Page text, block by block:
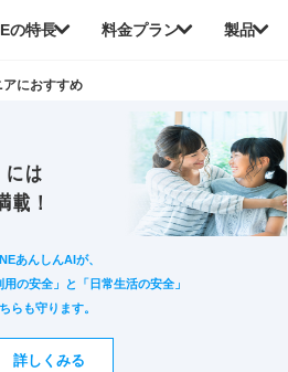
文
動
の特長 料金プラン 製品
におすすめ
には
載！
あんしんAIが、
の安全」と「日常生活の安全」
らも守ります。
詳しくみる